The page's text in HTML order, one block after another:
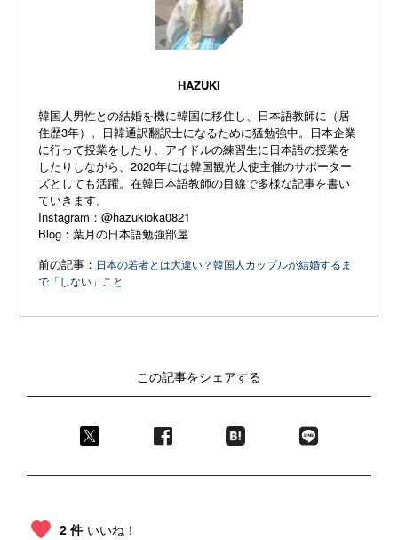
HAZUKI
韓国人男性との結婚を機に韓国に移住し、日本語教師に（居
住歴3年）。日韓通訳翻訳士になるために猛勉強中。日本企業
に行って授業をしたり、アイドルの練習生に日本語の授業を
したりしながら、2020年には韓国観光大使主催のサポーター
ズとしても活躍。在韓日本語教師の目線で多様な記事を書い
ていきます。
Instagram：@hazukioka0821
Blog：葉月の日本語勉強部屋
前の記事： 日本の若者とは大違い？韓国人カップルが結婚するま
で「しない」こと
この記事をシェアする
2 件 いいね！